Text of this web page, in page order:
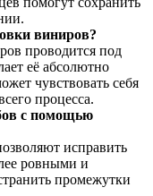
виниров?
проводится под
её абсолютно
чувствовать себя
процесса.
с помощью
исправить
ровными и
промежутки